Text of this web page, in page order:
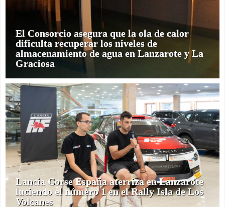
El Consorcio asegura que la ola de calor
dificulta recuperar los niveles de
almacenamiento de agua en Lanzarote y La
Graciosa
Lancia Corse España aterriza en Lanzarote
luciendo el número 1 en el Rally Isla de Los
Volcanes